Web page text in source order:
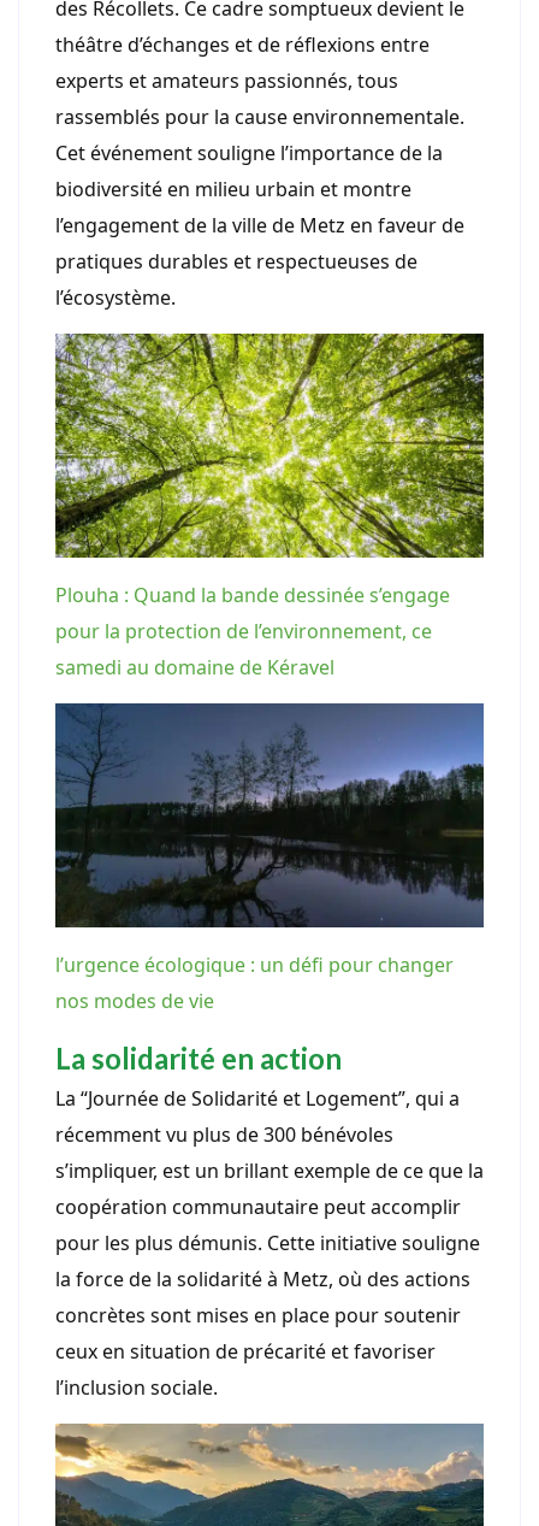
des Récollets. Ce cadre somptueux devient le
théâtre d’échanges et de réflexions entre
experts et amateurs passionnés, tous
rassemblés pour la cause environnementale.
Cet événement souligne l’importance de la
biodiversité en milieu urbain et montre
l’engagement de la ville de Metz en faveur de
pratiques durables et respectueuses de
l’écosystème.
Plouha : Quand la bande dessinée s’engage
pour la protection de l’environnement, ce
samedi au domaine de Kéravel
l’urgence écologique : un défi pour changer
nos modes de vie
La solidarité en action
La “Journée de Solidarité et Logement”, qui a
récemment vu plus de 300 bénévoles
s’impliquer, est un brillant exemple de ce que la
coopération communautaire peut accomplir
pour les plus démunis. Cette initiative souligne
la force de la solidarité à Metz, où des actions
concrètes sont mises en place pour soutenir
ceux en situation de précarité et favoriser
l’inclusion sociale.